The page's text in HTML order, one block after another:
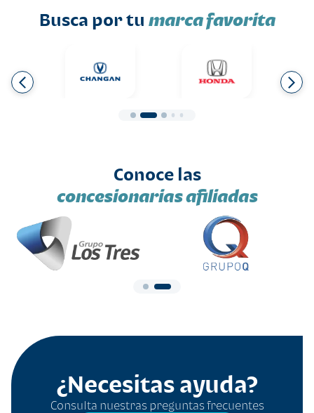
Busca por tu marca favorita
Conoce las
concesionarias afiliadas
¿Necesitas ayuda?
Consulta nuestras preguntas frecuentes